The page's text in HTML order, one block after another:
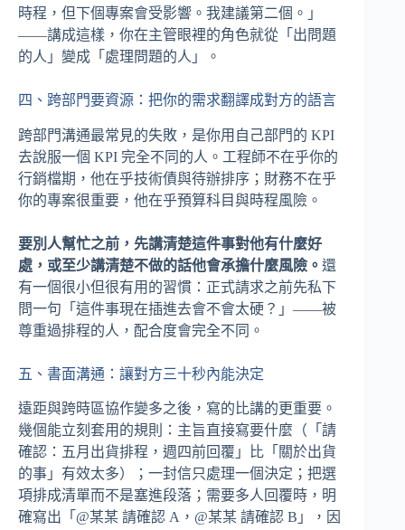
時程，但下個專案會受影響。我建議第二個。」
——講成這樣，你在主管眼裡的角色就從「出問題
的人」變成「處理問題的人」。
四、跨部門要資源：把你的需求翻譯成對方的語言
跨部門溝通最常見的失敗，是你用自己部門的 KPI
去說服一個 KPI 完全不同的人。工程師不在乎你的
行銷檔期，他在乎技術債與待辦排序；財務不在乎
你的專案很重要，他在乎預算科目與時程風險。
要別人幫忙之前，先講清楚這件事對他有什麼好
處，或至少講清楚不做的話他會承擔什麼風險。 還
有一個很小但很有用的習慣：正式請求之前先私下
問一句「這件事現在插進去會不會太硬？」——被
尊重過排程的人，配合度會完全不同。
五、書面溝通：讓對方三十秒內能決定
遠距與跨時區協作變多之後，寫的比講的更重要。
幾個能立刻套用的規則：主旨直接寫要什麼（「請
確認：五月出貨排程，週四前回覆」比「關於出貨
的事」有效太多）；一封信只處理一個決定；把選
項排成清單而不是塞進段落；需要多人回覆時，明
確寫出「@某某 請確認 A，@某某 請確認 B」，因